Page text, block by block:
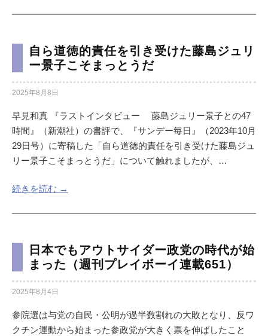
自ら道徳的責任を引き受けた藤島ジュリ
ー景子こそまっとうだ
2025年8月8日
早見和真 『ラストインタビュー 藤島ジュリー景子との47
時間』（新潮社）の書評で、『サンデー毎日』（2023年10月
29日号）に寄稿した「自ら道徳的責任を引き受けた藤島ジュ
リー景子こそまっとうだ」について触れましたが、…
続きを読む →
日本でもアウトサイダー政党の時代が始
まった（週刊プレイボーイ連載651）
2025年8月4日
参院選は与党の自民・公明が過半数割れの大敗となり、反ワ
クチン運動から始まった参政党が大きく票を伸ばしたこと